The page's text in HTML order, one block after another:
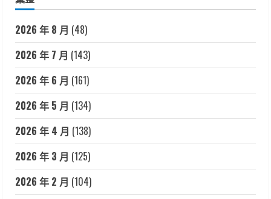
2026 年 8 月 (48)
2026 年 7 月 (143)
2026 年 6 月 (161)
2026 年 5 月 (134)
2026 年 4 月 (138)
2026 年 3 月 (125)
2026 年 2 月 (104)